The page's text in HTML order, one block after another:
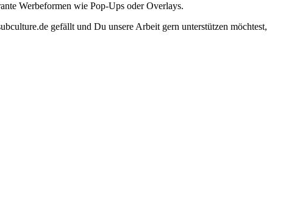
Werbeformen wie Pop-Ups oder Overlays.
gefällt und Du unsere Arbeit gern unterstützen möchtest,